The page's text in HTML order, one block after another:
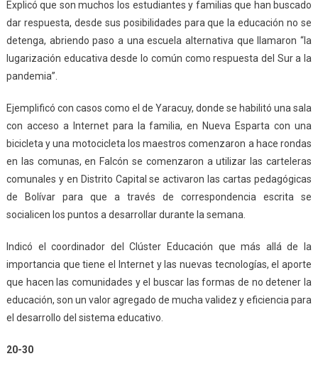
Explicó que son muchos los estudiantes y familias que han buscado
dar respuesta, desde sus posibilidades para que la educación no se
detenga, abriendo paso a una escuela alternativa que llamaron “la
lugarización educativa desde lo común como respuesta del Sur a la
pandemia”.
Ejemplificó con casos como el de Yaracuy, donde se habilitó una sala
con acceso a Internet para la familia, en Nueva Esparta con una
bicicleta y una motocicleta los maestros comenzaron a hace rondas
en las comunas, en Falcón se comenzaron a utilizar las carteleras
comunales y en Distrito Capital se activaron las cartas pedagógicas
de Bolívar para que a través de correspondencia escrita se
socialicen los puntos a desarrollar durante la semana.
Indicó el coordinador del Clúster Educación que más allá de la
importancia que tiene el Internet y las nuevas tecnologías, el aporte
que hacen las comunidades y el buscar las formas de no detener la
educación, son un valor agregado de mucha validez y eficiencia para
el desarrollo del sistema educativo.
20-30